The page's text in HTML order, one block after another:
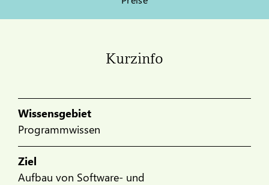
Kurzinfo
Wissensgebiet
Programmwissen
Ziel
Aufbau von Software- und